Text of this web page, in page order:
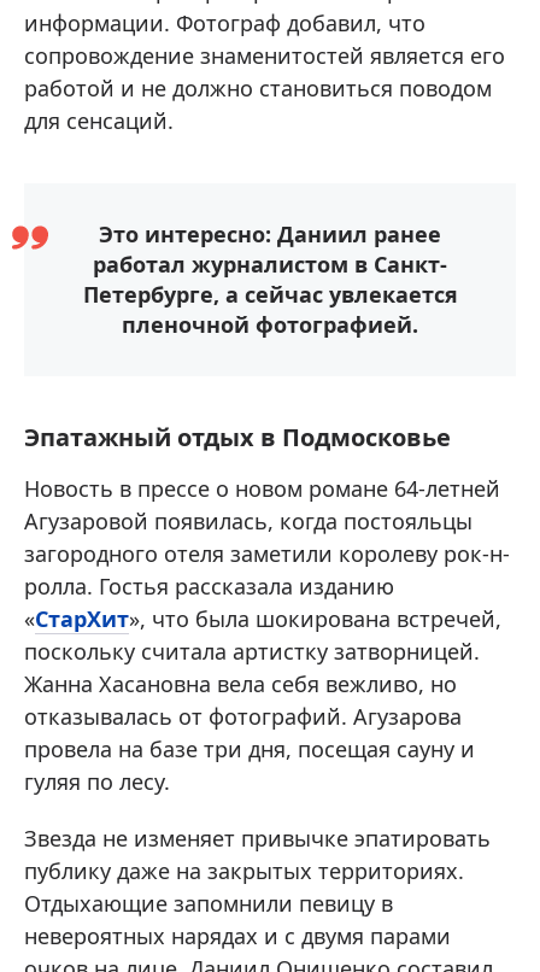
информации. Фотограф добавил, что
сопровождение знаменитостей является его
работой и не должно становиться поводом
для сенсаций.
Это интересно: Даниил ранее
работал журналистом в Санкт-
Петербурге, а сейчас увлекается
пленочной фотографией.
Эпатажный отдых в Подмосковье
Новость в прессе о новом романе 64-летней
Агузаровой появилась, когда постояльцы
загородного отеля заметили королеву рок-н-
ролла. Гостья рассказала изданию
«СтарХит», что была шокирована встречей,
поскольку считала артистку затворницей.
Жанна Хасановна вела себя вежливо, но
отказывалась от фотографий. Агузарова
провела на базе три дня, посещая сауну и
гуляя по лесу.
Звезда не изменяет привычке эпатировать
публику даже на закрытых территориях.
Отдыхающие запомнили певицу в
невероятных нарядах и с двумя парами